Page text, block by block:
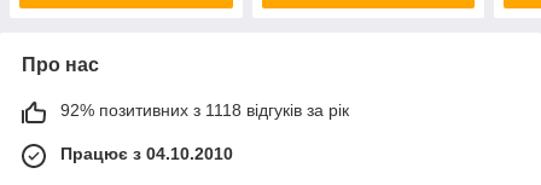
Про нас
92% позитивних з 1118 відгуків за рік
Працює з 04.10.2010